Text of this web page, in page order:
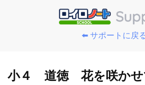
⬅️ サポートに戻
小４ 道徳 花を咲かせ